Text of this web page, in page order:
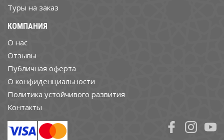
Туры на заказ
КОМПАНИЯ
О нас
Отзывы
Публичная оферта
О конфиденциальности
Политика устойчивого развития
Контакты